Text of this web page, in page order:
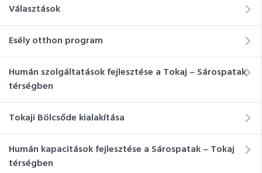
Választások
Esély otthon program
Humán szolgáltatások fejlesztése a Tokaj – Sárospatak
térségben
Tokaji Bölcsőde kialakítása
Humán kapacitások fejlesztése a Sárospatak – Tokaj
térségben